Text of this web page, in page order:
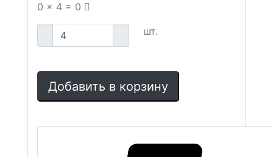
0 x 4 = 0
шт.
Добавить в корзину